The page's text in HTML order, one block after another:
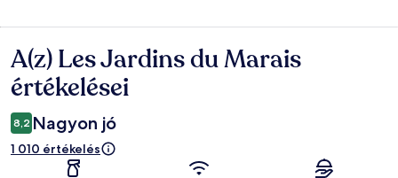
Értékelések
A(z) Les Jardins du Marais
értékelései
8,2 Nagyon jó
1 010 értékelés